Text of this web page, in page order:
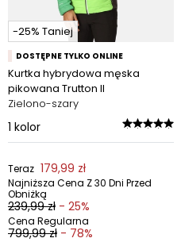
-25% Taniej
DOSTĘPNE TYLKO ONLINE
Kurtka hybrydowa męska
pikowana Trutton II
Zielono-szary
1 kolor
Teraz 179,99 zł
Najniższa Cena Z 30 Dni Przed
Obniżką
239,99 zł - 25%
Cena Regularna
799,99 zł - 78%